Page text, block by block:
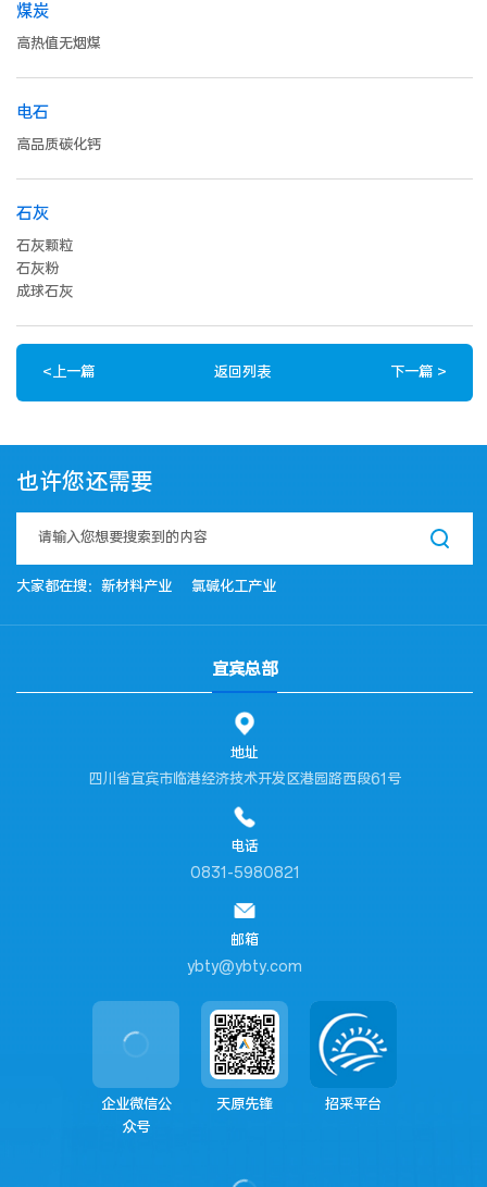
煤炭
高热值无烟煤
电石
高品质碳化钙
石灰
石灰颗粒
石灰粉
成球石灰
<上一篇 返回列表 下一篇 >
也许您还需要
大家都在搜： 新材料产业 氯碱化工产业
宜宾总部
地址
四川省宜宾市临港经济技术开发区港园路西段61号
电话
0831-5980821
邮箱
ybty@ybty.com
企业微信公
众号
天原先锋 招采平台